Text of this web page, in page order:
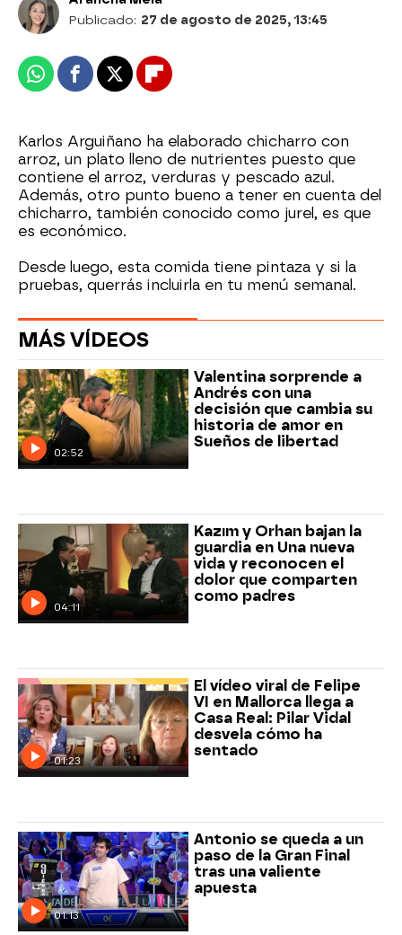
Publicado: 27 de agosto de 2025, 13:45
WhatsappFacebook
X Flipboard
Karlos Arguiñano ha elaborado chicharro con
arroz, un plato lleno de nutrientes puesto que
contiene el arroz, verduras y pescado azul.
Además, otro punto bueno a tener en cuenta del
chicharro, también conocido como jurel, es que
es económico.
Desde luego, esta comida tiene pintaza y si la
pruebas, querrás incluirla en tu menú semanal.
MÁS VÍDEOS
02:52
Valentina sorprende a
Andrés con una
decisión que cambia su
historia de amor en
Sueños de libertad
04:11
Kazım y Orhan bajan la
guardia en Una nueva
vida y reconocen el
dolor que comparten
como padres
01:23
El vídeo viral de Felipe
VI en Mallorca llega a
Casa Real: Pilar Vidal
desvela cómo ha
sentado
01:13
Antonio se queda a un
paso de la Gran Final
tras una valiente
apuesta